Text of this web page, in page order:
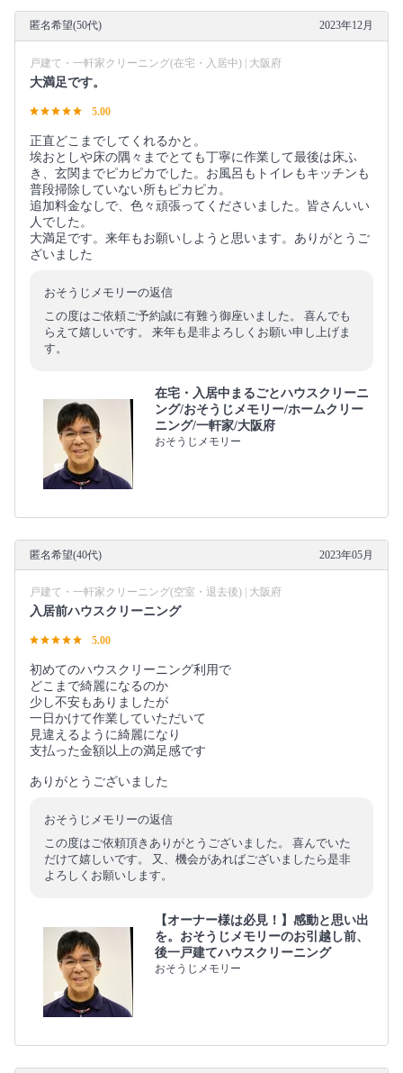
匿名希望(50代) 2023年12月
戸建て・一軒家クリーニング(在宅・入居中) | 大阪府
大満足です。
5.00
正直どこまでしてくれるかと。
埃おとしや床の隅々までとても丁寧に作業して最後は床ふ
き、玄関までピカピカでした。お風呂もトイレもキッチンも
普段掃除していない所もピカピカ。
追加料金なしで、色々頑張ってくださいました。皆さんいい
人でした。
大満足です。来年もお願いしようと思います。ありがとうご
ざいました
おそうじメモリーの返信
この度はご依頼ご予約誠に有難う御座いました。 喜んでも
らえて嬉しいです。 来年も是非よろしくお願い申し上げま
す。
在宅・入居中まるごとハウスクリーニ
ング/おそうじメモリー/ホームクリー
ニング/一軒家/大阪府
おそうじメモリー
匿名希望(40代) 2023年05月
戸建て・一軒家クリーニング(空室・退去後) | 大阪府
入居前ハウスクリーニング
5.00
初めてのハウスクリーニング利用で
どこまで綺麗になるのか
少し不安もありましたが
一日かけて作業していただいて
見違えるように綺麗になり
支払った金額以上の満足感です
ありがとうございました
おそうじメモリーの返信
この度はご依頼頂きありがとうございました。 喜んでいた
だけて嬉しいです。 又、機会があればございましたら是非
よろしくお願いします。
【オーナー様は必見！】感動と思い出
を。おそうじメモリーのお引越し前、
後一戸建てハウスクリーニング
おそうじメモリー